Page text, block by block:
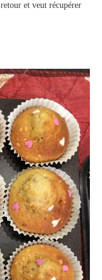
et veut récupérer